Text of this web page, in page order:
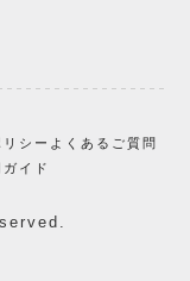
シー よくあるご質問
ガイド